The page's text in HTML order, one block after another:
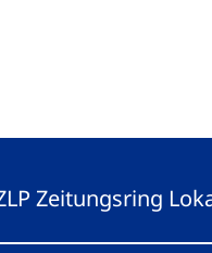
Zeitungsring